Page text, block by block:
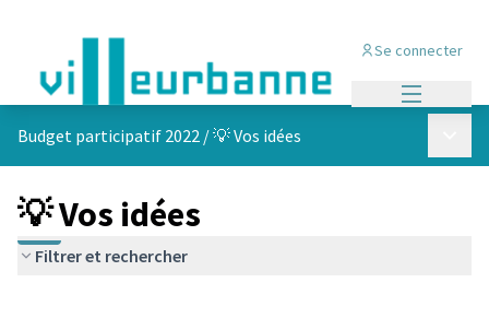
Se connecter
Budget participatif 2022 /💡 Vos idées
💡 Vos idées
Filtrer et rechercher